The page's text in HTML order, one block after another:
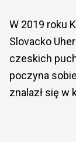
W 2019 roku
Slovacko
czeskich
poczyna
znalazł się w